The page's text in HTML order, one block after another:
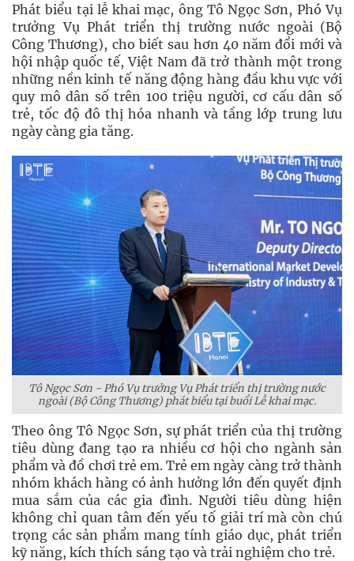
Phát biểu tại lễ khai mạc, ông Tô Ngọc Sơn , Phó Vụ
trưởng Vụ Phát triển thị trường nước ngoài (Bộ
Công Thương), cho biết sau hơn 40 năm đổi mới và
hội nhập quốc tế, Việt Nam đã trở thành một trong
những nền kinh tế năng động hàng đầu khu vực với
quy mô dân số trên 100 triệu người, cơ cấu dân số
trẻ, tốc độ đô thị hóa nhanh và tầng lớp trung lưu
ngày càng gia tăng.
Tô Ngọc Sơn - Phó Vụ trưởng Vụ Phát triển thị trường nước
ngoài (Bộ Công Thương) phát biểu tại buổi Lễ khai mạc.
Theo ông Tô Ngọc Sơn, sự phát triển của thị trường
tiêu dùng đang tạo ra nhiều cơ hội cho ngành sản
phẩm và đồ chơi trẻ em. Trẻ em ngày càng trở thành
nhóm khách hàng có ảnh hưởng lớn đến quyết định
mua sắm của các gia đình. Người tiêu dùng hiện
không chỉ quan tâm đến yếu tố giải trí mà còn chú
trọng các sản phẩm mang tính giáo dục, phát triển
kỹ năng, kích thích sáng tạo và trải nghiệm cho trẻ.